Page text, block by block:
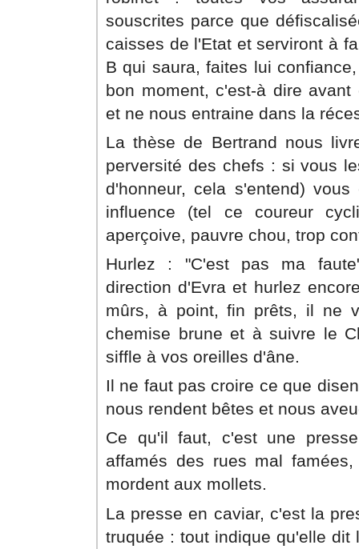
souscrites parce que
caisses de l'Etat et serviront à
B qui saura, faites lui
bon moment, c'est-à dire
et ne nous entraine dans la
La thèse de Bertrand nous
perversité des chefs : si vous
d'honneur, cela s'entend)
influence (tel ce coureur
aperçoive, pauvre chou, trop
Hurlez : "C'est pas ma
direction d'Evra et hurlez
mûrs, à point, fin prêts, il ne
chemise brune et à suivre le
siffle à vos oreilles d'âne.
Il ne faut pas croire ce que
nous rendent bêtes et nous
Ce qu'il faut, c'est une
affamés des rues mal
mordent aux mollets.
La presse en caviar, c'est la
truquée : tout indique qu'elle